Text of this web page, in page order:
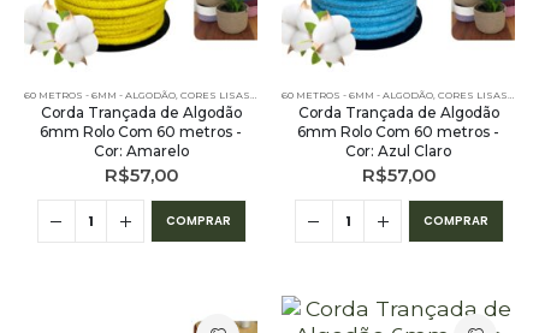
60 METROS - 6MM - ALGODÃO CORES LISAS - 60 METROS - 6MM - ALGODÃO ,PE – 6MM – ALGODÃO -
Corda Trançada de Algodão
6mm Rolo Com 60 metros -
Cor: Amarelo
R$57,00
COMPRAR
60 METROS - 6MM - ALGODÃO CORES LISAS - 60 METROS - 6MM - ALGODÃO
Corda Trançada de Algodão
6mm Rolo Com 60 metros -
Cor: Azul Claro
R$57,00
COMPRAR